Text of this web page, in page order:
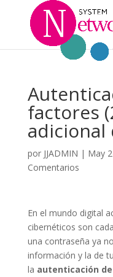
factores
adicional
por JJADMIN | May
Comentarios
En el mundo digital
cibernéticos son
una contraseña ya
información y la de
la autenticación